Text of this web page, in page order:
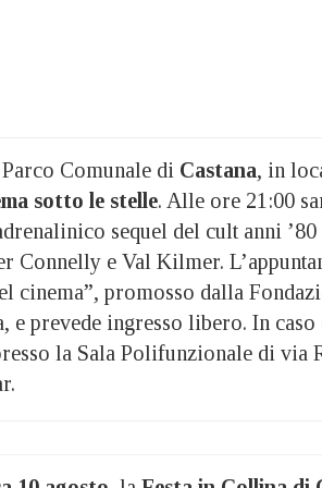
Comunale di Castana, in
sotto le stelle. Alle ore 21:00
sequel del cult anni
Connelly e Val Kilmer.
cinema”, promosso dalla
e prevede ingresso libero. In
la Sala Polifunzionale di via